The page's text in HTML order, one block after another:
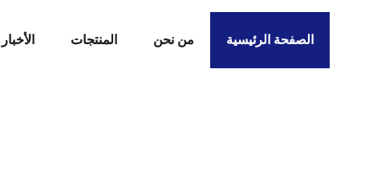
الصفحة الرئيسية من نحن المنتجات الأخبار